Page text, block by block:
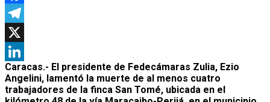
Facebook
Telegram
X
LinkedIn
Caracas.- El presidente de Fedecámaras Zulia, Ezio
Angelini, lamentó la muerte de al menos cuatro
trabajadores de la finca San Tomé, ubicada en el